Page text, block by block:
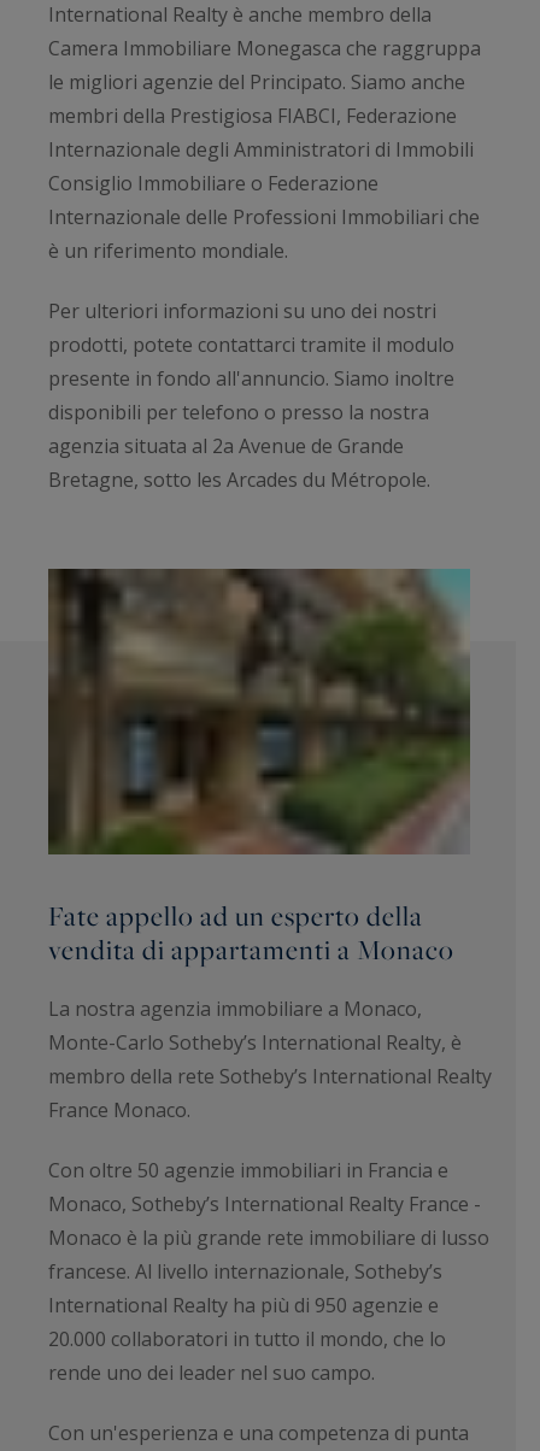
International Realty è anche membro della
Camera Immobiliare Monegasca che raggruppa
le migliori agenzie del Principato. Siamo anche
membri della Prestigiosa FIABCI, Federazione
Internazionale degli Amministratori di Immobili
Consiglio Immobiliare o Federazione
Internazionale delle Professioni Immobiliari che
è un riferimento mondiale.
Per ulteriori informazioni su uno dei nostri
prodotti, potete contattarci tramite il modulo
presente in fondo all'annuncio. Siamo inoltre
disponibili per telefono o presso la nostra
agenzia situata al 2a Avenue de Grande
Bretagne, sotto les Arcades du Métropole.
Fate appello ad un esperto della
vendita di appartamenti a Monaco
La nostra agenzia immobiliare a Monaco,
Monte-Carlo Sotheby’s International Realty, è
membro della rete Sotheby’s International Realty
France Monaco.
Con oltre 50 agenzie immobiliari in Francia e
Monaco, Sotheby’s International Realty France -
Monaco è la più grande rete immobiliare di lusso
francese. Al livello internazionale, Sotheby’s
International Realty ha più di 950 agenzie e
20.000 collaboratori in tutto il mondo, che lo
rende uno dei leader nel suo campo.
Con un'esperienza e una competenza di punta